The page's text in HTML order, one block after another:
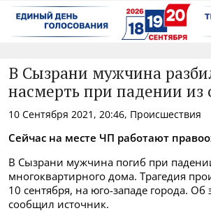
В Сызрани мужчина
насмерть при падении из
10 Сентября 2021, 20:46, Происшествия
Сейчас на месте ЧП работают
В Сызрани мужчина погиб при
многоквартирного дома. Трагедия
10 сентября, на юго-западе города.
сообщил источник.